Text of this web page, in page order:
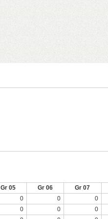
Gr 05 Gr 06 Gr 07
0 0 0
0 0 0